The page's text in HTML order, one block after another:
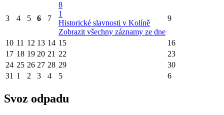
3 4 5 6 7
8
1
Historické slavnosti v Kolíně
Zobrazit všechny záznamy ze dne
9
10 11 12 13 14 15
16
17 18 19 20 21 22
23
24 25 26 27 28 29
30
31 1 2 3 4 5 6
Svoz odpadu